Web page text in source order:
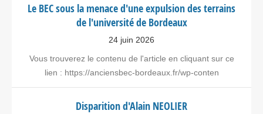
Le BEC sous la menace d'une expulsion des terrains
de l'université de Bordeaux
24 juin 2026
Vous trouverez le contenu de l'article en cliquant sur ce
lien : https://anciensbec-bordeaux.fr/wp-conten
Disparition d'Alain NEOLIER